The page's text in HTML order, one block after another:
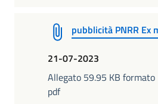
pubblicità PNRR Ex
21-07-2023
Allegato 59.95 KB formato
pdf